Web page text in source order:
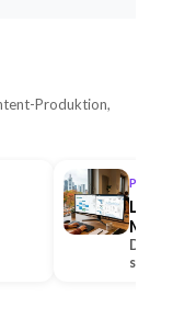
Produktion,
Profi
Die